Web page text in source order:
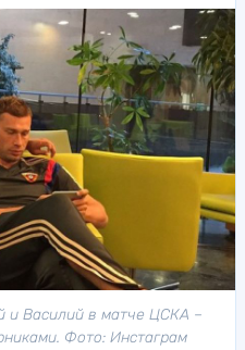
и Василий в матче ЦСКА –
Фото: Инстаграм